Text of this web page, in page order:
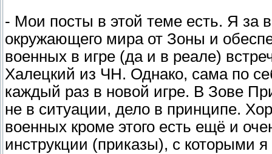
- Мои посты в этой теме есть. Я
окружающего мира от Зоны и
военных в игре (да и в реале)
Халецкий из ЧН. Однако, сама по
каждый раз в новой игре. В Зове
не в ситуации, дело в принципе.
военных кроме этого есть ещё и
инструкции (приказы), с которыми